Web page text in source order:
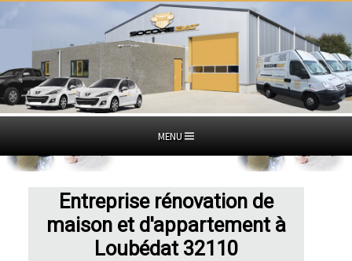
MENU
Entreprise rénovation de
maison et d'appartement à
Loubédat 32110